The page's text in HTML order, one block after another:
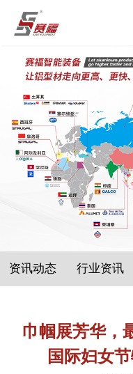
资讯动态 行业资讯
巾帼展芳华，
国际妇女